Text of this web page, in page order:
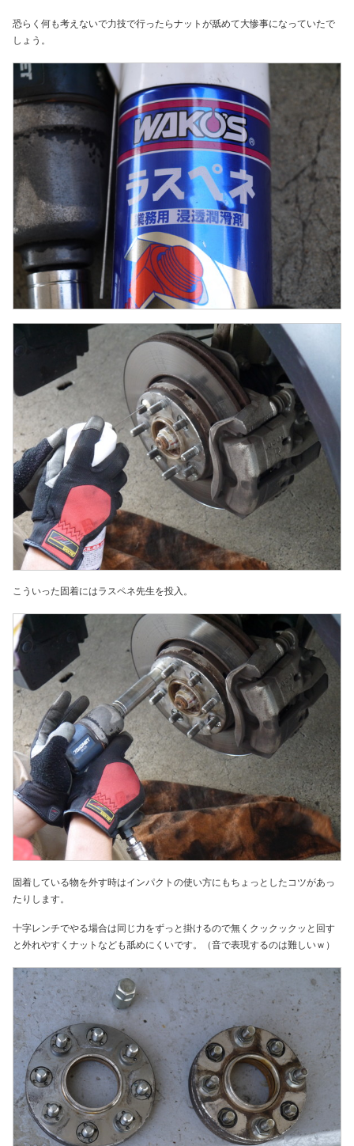
恐らく何も考えないで力技で行ったらナットが舐めて大惨事になっていたで
しょう。
こういった固着にはラスペネ先生を投入。
固着している物を外す時はインパクトの使い方にもちょっとしたコツがあっ
たりします。
十字レンチでやる場合は同じ力をずっと掛けるので無くクックックッと回す
と外れやすくナットなども舐めにくいです。（音で表現するのは難しいｗ）